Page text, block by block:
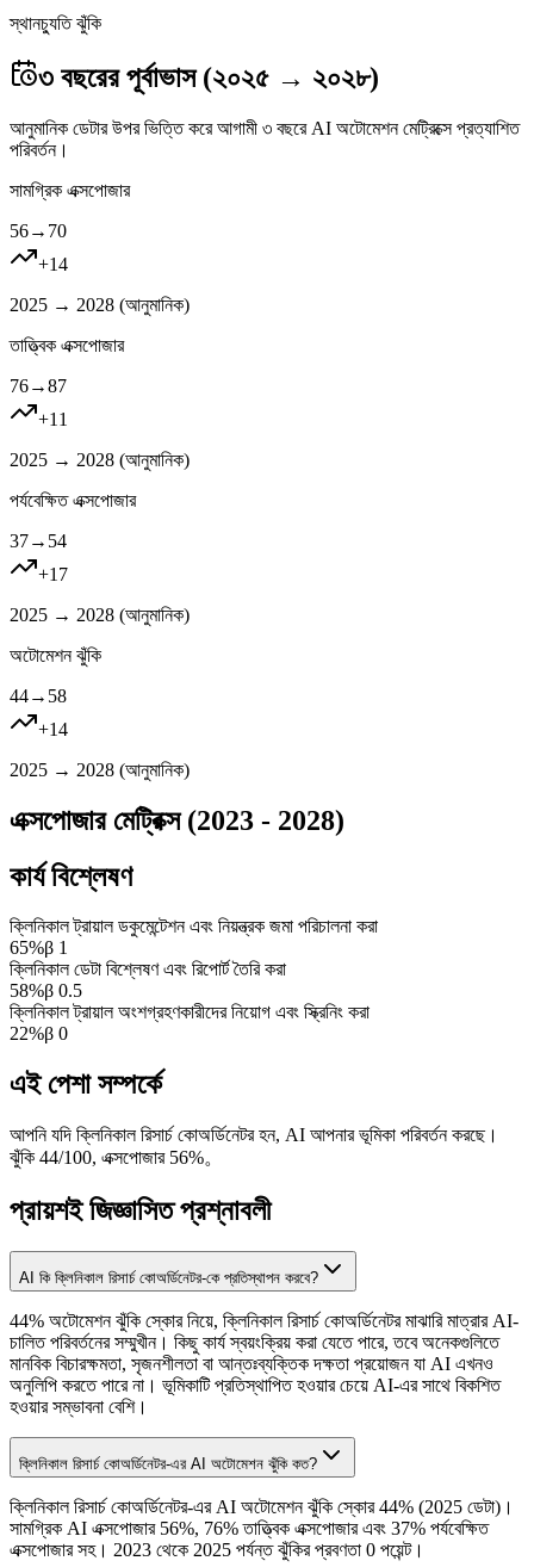
স্থানচ্যুতি ঝুঁকি
৩ বছরের পূর্বাভাস (২০২৫ → ২০২৮)
আনুমানিক ডেটার উপর ভিত্তি করে আগামী ৩ বছরে AI অটোমেশন মেট্রিক্সে প্রত্যাশিত
পরিবর্তন।
সামগ্রিক এক্সপোজার
56→ 70
+14
2025 → 2028 (আনুমানিক)
তাত্ত্বিক এক্সপোজার
76→87
+11
2025 → 2028 (আনুমানিক)
পর্যবেক্ষিত এক্সপোজার
37→ 54
+17
2025 → 2028 (আনুমানিক)
অটোমেশন ঝুঁকি
44→ 58
+14
2025 → 2028 (আনুমানিক)
এক্সপোজার মেট্রিক্স (2023 - 2028)
কার্য বিশ্লেষণ
ক্লিনিকাল ট্রায়াল ডকুমেন্টেশন এবং নিয়ন্ত্রক জমা পরিচালনা করা
65%β 1
ক্লিনিকাল ডেটা বিশ্লেষণ এবং রিপোর্ট তৈরি করা
58%β 0.5
ক্লিনিকাল ট্রায়াল অংশগ্রহণকারীদের নিয়োগ এবং স্ক্রিনিং করা
22%β 0
এই পেশা সম্পর্কে
আপনি যদি ক্লিনিকাল রিসার্চ কোঅর্ডিনেটর হন, AI আপনার ভূমিকা পরিবর্তন করছে।
ঝুঁকি 44/100, এক্সপোজার 56%。
প্রায়শই জিজ্ঞাসিত প্রশ্নাবলী
AI কি ক্লিনিকাল রিসার্চ কোঅর্ডিনেটর-কে প্রতিস্থাপন করবে?
44% অটোমেশন ঝুঁকি স্কোর নিয়ে, ক্লিনিকাল রিসার্চ কোঅর্ডিনেটর মাঝারি মাত্রার AI-
চালিত পরিবর্তনের সম্মুখীন। কিছু কার্য স্বয়ংক্রিয় করা যেতে পারে, তবে অনেকগুলিতে
মানবিক বিচারক্ষমতা, সৃজনশীলতা বা আন্তঃব্যক্তিক দক্ষতা প্রয়োজন যা AI এখনও
অনুলিপি করতে পারে না। ভূমিকাটি প্রতিস্থাপিত হওয়ার চেয়ে AI-এর সাথে বিকশিত
হওয়ার সম্ভাবনা বেশি।
ক্লিনিকাল রিসার্চ কোঅর্ডিনেটর-এর AI অটোমেশন ঝুঁকি কত?
ক্লিনিকাল রিসার্চ কোঅর্ডিনেটর-এর AI অটোমেশন ঝুঁকি স্কোর 44% (2025 ডেটা)।
সামগ্রিক AI এক্সপোজার 56%, 76% তাত্ত্বিক এক্সপোজার এবং 37% পর্যবেক্ষিত
এক্সপোজার সহ। 2023 থেকে 2025 পর্যন্ত ঝুঁকির প্রবণতা 0 পয়েন্ট।